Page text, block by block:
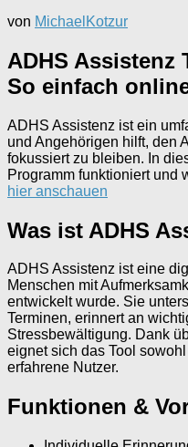
von MichaelKotzur
ADHS Assistenz
So einfach
ADHS Assistenz ist ein
und Angehörigen hilft, den
fokussiert zu bleiben. In
Programm funktioniert und
hier anschauen
Was ist ADHS
ADHS Assistenz ist eine
Menschen mit
entwickelt wurde. Sie
Terminen, erinnert an
Stressbewältigung. Dank
eignet sich das Tool
erfahrene Nutzer.
Funktionen &